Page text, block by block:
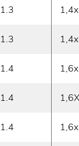
1.3
1.3
1.4
1.4
1.4